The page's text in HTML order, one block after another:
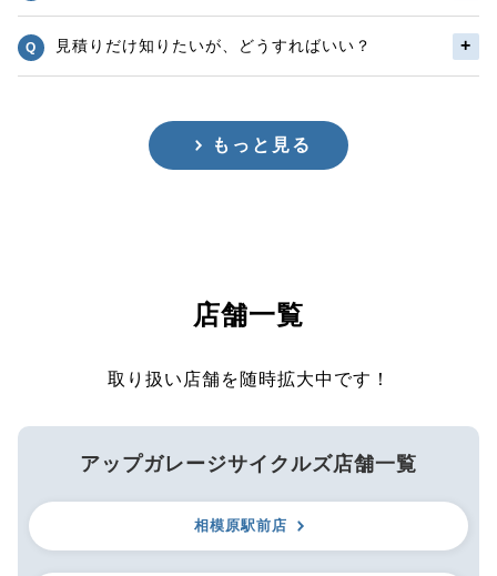
見積りだけ知りたいが、どうすればいい？
もっと見る
店舗一覧
取り扱い店舗を随時拡大中です！
アップガレージサイクルズ店舗一覧
相模原駅前店